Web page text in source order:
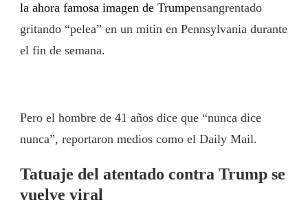
la ahora famosa imagen de Trumpensangrentado
gritando “pelea” en un mitin en Pennsylvania durante
el fin de semana.
Pero el hombre de 41 años dice que “nunca dice
nunca”, reportaron medios como el Daily Mail.
Tatuaje del atentado contra Trump se
vuelve viral